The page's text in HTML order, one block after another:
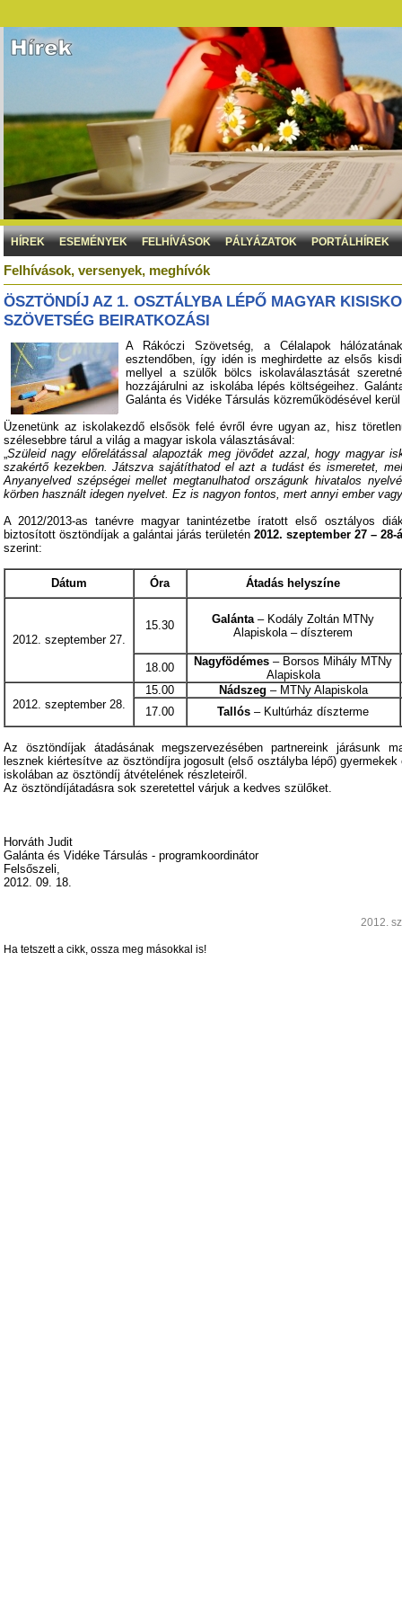
HÍREK ESEMÉNYEK FELHÍVÁSOK PÁLYÁZATOK PORTÁLHÍREK
Felhívások, versenyek, meghívók
ÖSZTÖNDÍJ AZ 1. OSZTÁLYBA LÉPŐ MAGYAR
SZÖVETSÉG BEIRATKOZÁSI
A Rákóczi Szövetség, a Célalapok
esztendőben, így idén is meghirdette az elsős
mellyel a szülők bölcs iskolaválasztását
hozzájárulni az iskolába lépés költségeihez.
Galánta és Vidéke Társulás közreműködésével
Üzenetünk az iskolakezdő elsősök felé évről évre ugyan az, hisz
szélesebbre tárul a világ a magyar iskola választásával:
„Szüleid nagy előrelátással alapozták meg jövődet azzal, hogy magyar
szakértő kezekben. Játszva sajátíthatod el azt a tudást és ismeretet,
Anyanyelved szépségei mellet megtanulhatod országunk hivatalos
körben használt idegen nyelvet. Ez is nagyon fontos, mert annyi ember
A 2012/2013-as tanévre magyar tanintézetbe íratott első osztályos
biztosított ösztöndíjak a galántai járás területén 2012. szeptember 27 – 28-
szerint:
Dátum Óra Átadás helyszíne
2012. szeptember 27.
15.30 Galánta– Kodály Zoltán MTNy
Alapiskola – díszterem
18.00 Nagyfödémes – Borsos Mihály MTNy
Alapiskola
2012. szeptember 28.
15.00 Nádszeg – MTNy Alapiskola
17.00
Tallós– Kultúrház díszterme
Az ösztöndíjak átadásának megszervezésében partnereink járásunk
lesznek kiértesítve az ösztöndíjra jogosult (első osztályba lépő)
iskolában az ösztöndíj átvételének részleteiről.
Az ösztöndíjátadásra sok szeretettel várjuk a kedves szülőket.
Horváth Judit
Galánta és Vidéke Társulás - programkoordinátor
Felsőszeli,
2012. 09. 18.
2012.
Ha tetszett a cikk, ossza meg másokkal is!